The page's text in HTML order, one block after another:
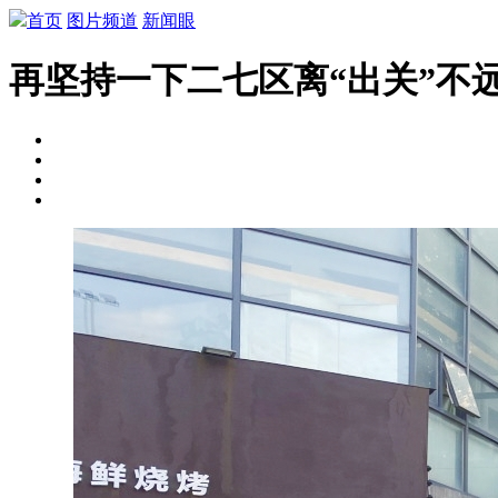
首页 图片频道 新闻眼
再坚持一下二七区离“出关”不